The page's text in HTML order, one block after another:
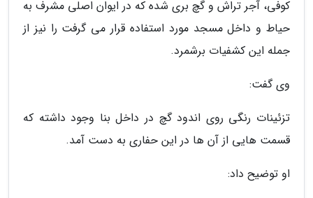
کوفی، آجر تراش و گچ بری شده که در ایوان اصلی مشرف به
حیاط و داخل مسجد مورد استفاده قرار می گرفت را نیز از
جمله این کشفیات برشمرد.
وی گفت:
تزئینات رنگی روی اندود گچ در داخل بنا وجود داشته که
قسمت هایی از آن ها در این حفاری به دست آمد.
او توضیح داد: